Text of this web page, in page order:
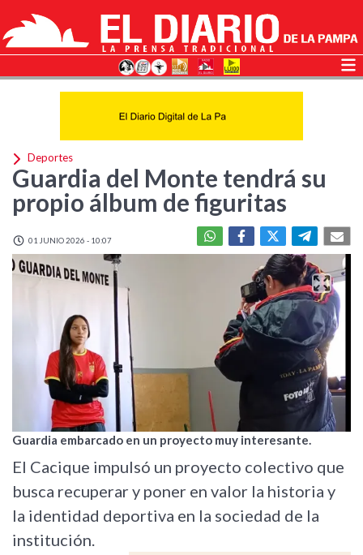
Deportes
Guardia del Monte tendrá su
propio álbum de figuritas
01 JUNIO 2026 - 10:07
Guardia embarcado en un proyecto muy interesante.
El Cacique impulsó un proyecto colectivo que
busca recuperar y poner en valor la historia y
la identidad deportiva en la sociedad de la
institución.